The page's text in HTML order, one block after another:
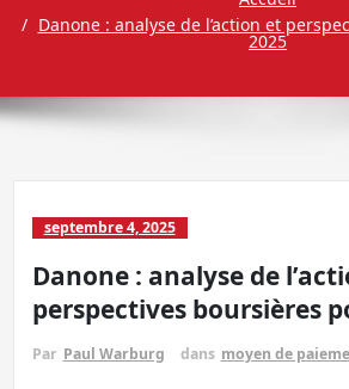
Danone : analyse de l’action et
2025
septembre 4, 2025
Danone : analyse de
perspectives boursières
Par Paul Warburg dans moyen de